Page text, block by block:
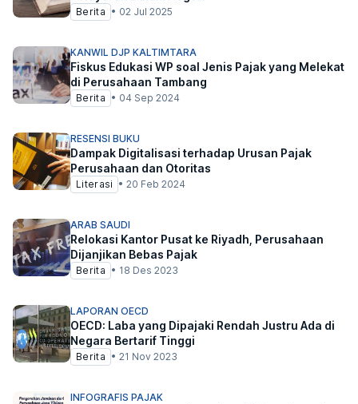
Berita • 02 Jul 2025
KANWIL DJP KALTIMTARA
Fiskus Edukasi WP soal Jenis Pajak yang Melekat
di Perusahaan Tambang
Berita • 04 Sep 2024
RESENSI BUKU
Dampak Digitalisasi terhadap Urusan Pajak
Perusahaan dan Otoritas
Literasi • 20 Feb 2024
ARAB SAUDI
Relokasi Kantor Pusat ke Riyadh, Perusahaan
Dijanjikan Bebas Pajak
Berita • 18 Des 2023
LAPORAN OECD
OECD: Laba yang Dipajaki Rendah Justru Ada di
Negara Bertarif Tinggi
Berita • 21 Nov 2023
INFOGRAFIS PAJAK